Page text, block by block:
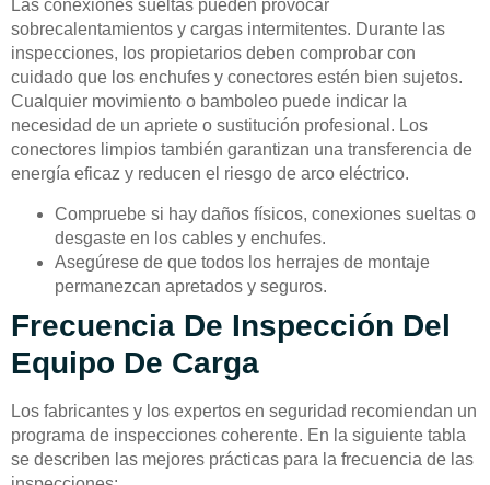
Las conexiones sueltas pueden provocar
sobrecalentamientos y cargas intermitentes. Durante las
inspecciones, los propietarios deben comprobar con
cuidado que los enchufes y conectores estén bien sujetos.
Cualquier movimiento o bamboleo puede indicar la
necesidad de un apriete o sustitución profesional. Los
conectores limpios también garantizan una transferencia de
energía eficaz y reducen el riesgo de arco eléctrico.
Compruebe si hay daños físicos, conexiones sueltas o
desgaste en los cables y enchufes.
Asegúrese de que todos los herrajes de montaje
permanezcan apretados y seguros.
Frecuencia De Inspección Del
Equipo De Carga
Los fabricantes y los expertos en seguridad recomiendan un
programa de inspecciones coherente. En la siguiente tabla
se describen las mejores prácticas para la frecuencia de las